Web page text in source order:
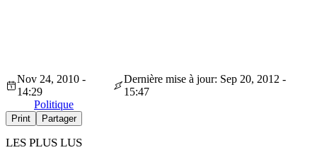
Nov 24, 2010 -
14:29
Dernière mise à jour: Sep 20, 2012 -
15:47
Politique
Print Partager
LES PLUS LUS